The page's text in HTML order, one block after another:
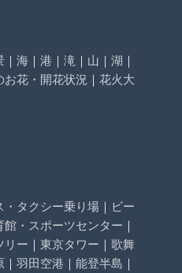
｜ 海 ｜ 港 ｜ 滝 ｜ 山 ｜ 湖 ｜
お花・開花状況 ｜ 花火大
・タクシー乗り場 ｜ ビー
館・スポーツセンター ｜
リー ｜ 東京タワー ｜ 歌舞
｜ 羽田空港 ｜ 能登半島 ｜